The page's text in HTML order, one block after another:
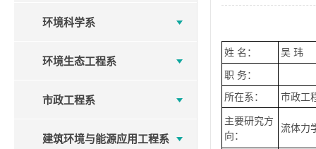
环境科学系
环境生态工程系
市政工程系
建筑环境与能源应用工程系
姓 名：
吴 玮
职 务：
所在系：
市政工
主要研究方
向：
流体力